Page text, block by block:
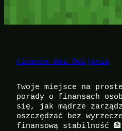
Finanse Bez Owijania
Twoje miejsce na
porady o finansach
się, jak mądrze
oszczędzać bez
finansową stabilność